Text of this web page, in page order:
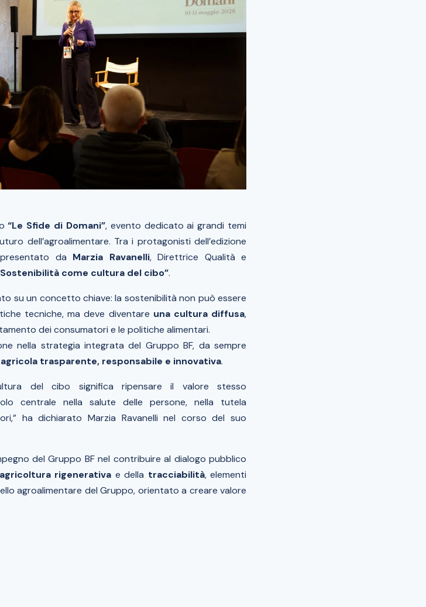
“Le Sfide di Domani”, evento dedicato ai grandi temi
dell’agroalimentare. Tra i protagonisti dell’edizione
da Marzia Ravanelli, Direttrice Qualità e
come cultura del cibo”.
su un concetto chiave: la sostenibilità non può essere
tecniche, ma deve diventare una cultura diffusa,
dei consumatori e le politiche alimentari.
nella strategia integrata del Gruppo BF, da sempre
trasparente, responsabile e innovativa.
del cibo significa ripensare il valore stesso
centrale nella salute delle persone, nella tutela
ha dichiarato Marzia Ravanelli nel corso del suo
del Gruppo BF nel contribuire al dialogo pubblico
rigenerativa e della tracciabilità, elementi
agroalimentare del Gruppo, orientato a creare valore